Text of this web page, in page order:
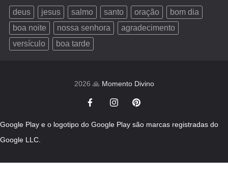
deus jesus salmo santo oração
bom dia
boa noite
nossa senhora
agradecimento
versículo
boa tarde
2026 🙏 Momento Divino
Google Play e o logotipo do Google Play são marcas registradas do
Google LLC.